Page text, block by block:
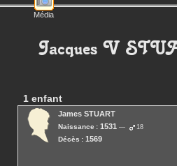
Média
Jacques V
1 enfant
James STUART
Naissance : 1531 18
Décès : 1569